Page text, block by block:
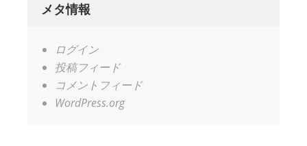
メタ情報
ログイン
投稿フィード
コメントフィード
WordPress.org